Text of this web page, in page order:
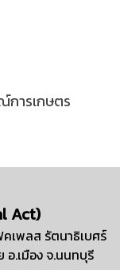
การเกษตร
Act)
เพลส รัตนาธิเบศร์
อ.เมือง จ.นนทบุรี